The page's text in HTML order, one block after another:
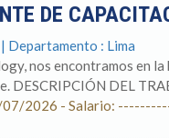
DE
Departamento : Lima
nos encontramos en
DESCRIPCIÓN DEL
07/2026 - Salario: